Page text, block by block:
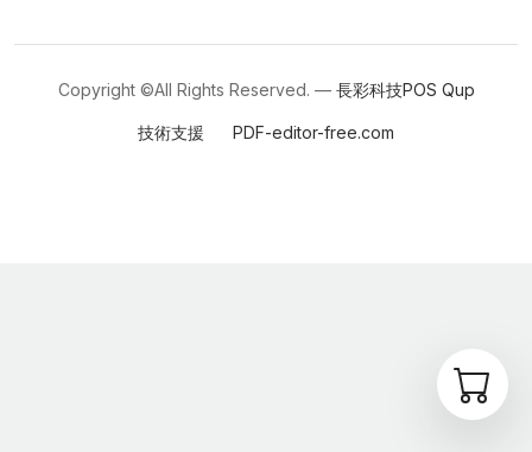
Copyright ©All Rights Reserved. — 長彩科技POS Qup
技術支援 PDF-editor-free.com